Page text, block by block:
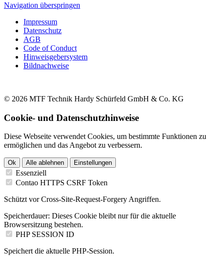
Navigation überspringen
Impressum
Datenschutz
AGB
Code of Conduct
Hinweisgebersystem
Bildnachweise
© 2026 MTF Technik Hardy Schürfeld GmbH & Co. KG
Cookie- und Datenschutzhinweise
Diese Webseite verwendet Cookies, um bestimmte Funktionen zu
ermöglichen und das Angebot zu verbessern.
Ok Alle ablehnen Einstellungen
Essenziell
Contao HTTPS CSRF Token
Schützt vor Cross-Site-Request-Forgery Angriffen.
Speicherdauer: Dieses Cookie bleibt nur für die aktuelle
Browsersitzung bestehen.
PHP SESSION ID
Speichert die aktuelle PHP-Session.